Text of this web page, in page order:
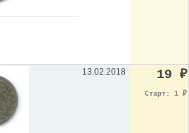
13.02.2018 19 ₽
Старт: 1 ₽